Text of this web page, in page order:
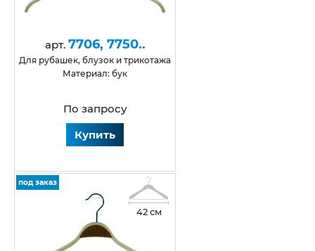
арт. 7706, 7750..
для рубашек, блузок и трикотажа
Материал: бук
По запросу
Купить
под заказ
42 см